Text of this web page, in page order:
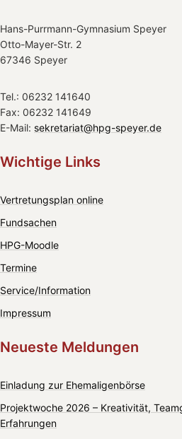
Hans-Purrmann-Gymnasium Speyer
Otto-Mayer-Str. 2
67346 Speyer
Tel.: 06232 141640
Fax: 06232 141649
E-Mail: sekretariat@hpg-speyer.de
Wichtige Links
Vertretungsplan online
Fundsachen
HPG-Moodle
Termine
Service/Information
Impressum
Neueste Meldungen
Einladung zur Ehemaligenbörse
Projektwoche 2026 – Kreativität,
Erfahrungen